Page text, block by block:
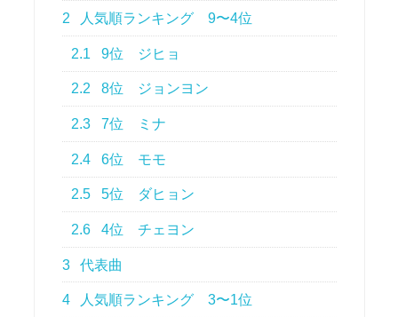
2 人気順ランキング 9〜4位
2.1 9位 ジヒョ
2.2 8位 ジョンヨン
2.3 7位 ミナ
2.4 6位 モモ
2.5 5位 ダヒョン
2.6 4位 チェヨン
3 代表曲
4 人気順ランキング 3〜1位